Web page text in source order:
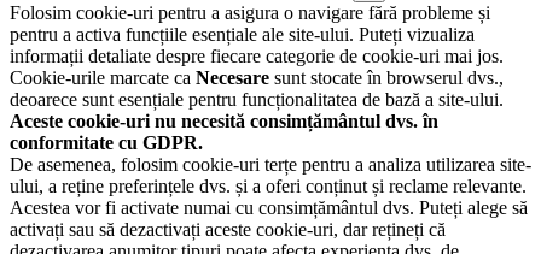
Folosim cookie-uri pentru a asigura o navigare fără probleme și
pentru a activa funcțiile esențiale ale site-ului. Puteți vizualiza
informații detaliate despre fiecare categorie de cookie-uri mai jos.
Cookie-urile marcate ca Necesare sunt stocate în browserul dvs.,
deoarece sunt esențiale pentru funcționalitatea de bază a site-ului.
Aceste cookie-uri nu necesită consimțământul dvs. în
conformitate cu GDPR.
De asemenea, folosim cookie-uri terțe pentru a analiza utilizarea site-
ului, a reține preferințele dvs. și a oferi conținut și reclame relevante.
Acestea vor fi activate numai cu consimțământul dvs. Puteți alege să
activați sau să dezactivați aceste cookie-uri, dar rețineți că